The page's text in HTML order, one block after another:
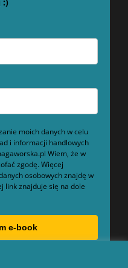
moich danych w celu
i informacji handlowych
Wiem, że w
zgodę. Więcej
osobowych znajdę w
link znajduje się na dole
e-book